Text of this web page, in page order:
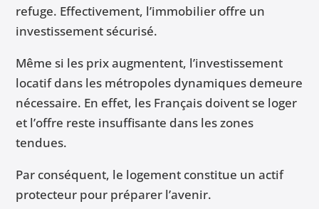
refuge. Effectivement, l’immobilier offre un
investissement sécurisé.
Même si les prix augmentent, l’investissement
locatif dans les métropoles dynamiques demeure
nécessaire. En effet, les Français doivent se loger
et l’offre reste insuffisante dans les zones
tendues.
Par conséquent, le logement constitue un actif
protecteur pour préparer l’avenir.